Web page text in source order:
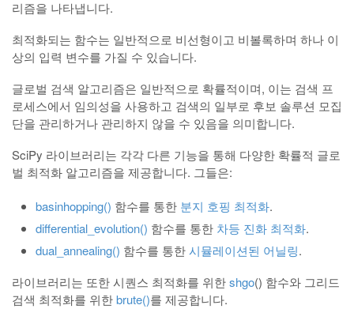
리즘을 나타냅니다.
최적화되는 함수는 일반적으로 비선형이고 비볼록하며 하나 이
상의 입력 변수를 가질 수 있습니다.
글로벌 검색 알고리즘은 일반적으로 확률적이며, 이는 검색 프
로세스에서 임의성을 사용하고 검색의 일부로 후보 솔루션 모집
단을 관리하거나 관리하지 않을 수 있음을 의미합니다.
SciPy 라이브러리는 각각 다른 기능을 통해 다양한 확률적 글로
벌 최적화 알고리즘을 제공합니다. 그들은:
basinhopping() 함수를 통한 분지 호핑 최적화.
differential_evolution() 함수를 통한 차등 진화 최적화.
dual_annealing() 함수를 통한시뮬레이션된 어닐링.
라이브러리는 또한 시퀀스 최적화를 위한shgo() 함수와 그리드
검색 최적화를 위한brute()를 제공합니다.